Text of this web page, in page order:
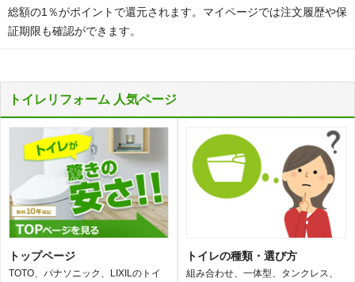
総額の1％がポイントで還元されます。マイページでは注文履歴や保
証期限も確認ができます。
トイレリフォーム 人気ページ
トップページ
TOTO、パナソニック、LIXILのトイ
トイレの種類・選び方
組み合わせ、一体型、タンクレス、